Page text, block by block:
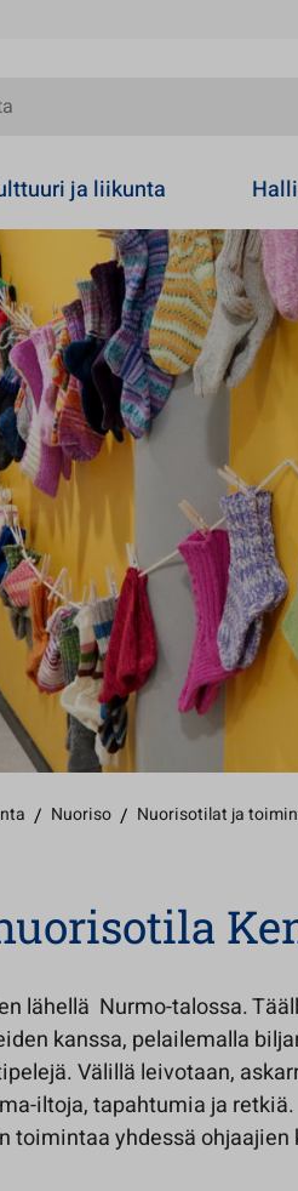
ja liikunta
/ Nuoriso / Nuorisotilat ja
lähellä Nurmo-talossa.
kanssa, pelailemalla
Välillä leivotaan,
iltoja, tapahtumia ja
toimintaa yhdessä ohjaajien